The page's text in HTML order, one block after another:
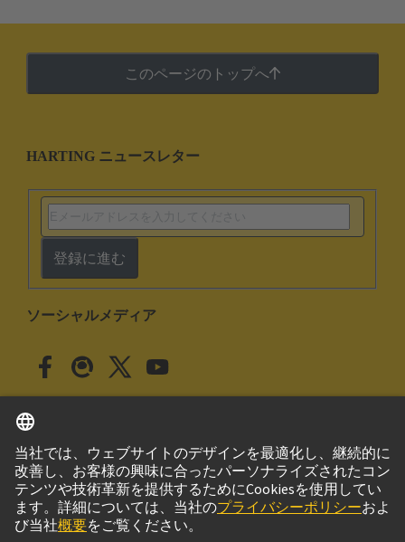
このページのトップへ
HARTING ニュースレター
登録に進む
ソーシャルメディア
日本 日本語
© ハーティング株式会社